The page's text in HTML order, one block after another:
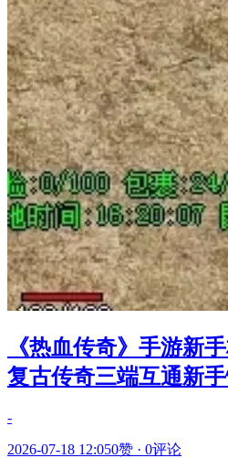
《热血传奇》手游新
复古传奇三端互通新
-
2026-07-18 12:050赞 · 0评论